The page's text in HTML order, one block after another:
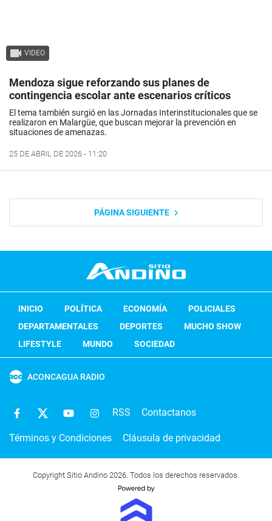
VIDEO
Mendoza sigue reforzando sus planes de
contingencia escolar ante escenarios críticos
El tema también surgió en las Jornadas Interinstitucionales que se
realizaron en Malargüe, que buscan mejorar la prevención en
situaciones de amenazas.
25 DE ABRIL DE 2026 - 11:20
PÁGINA SIGUIENTE
INICIO POLÍTICA ECONOMÍA
POLICIALES
DEPARTAMENTALES
DEPORTES
MUCHO SHOW
LIFESTYLE
MUNDO SOCIEDAD
ACONCAGUA RADIO
RSS Contactanos
Términos y Condiciones Cláusula de privacidad
Copyright Sitio Andino 2026. Todos los derechos reservados.